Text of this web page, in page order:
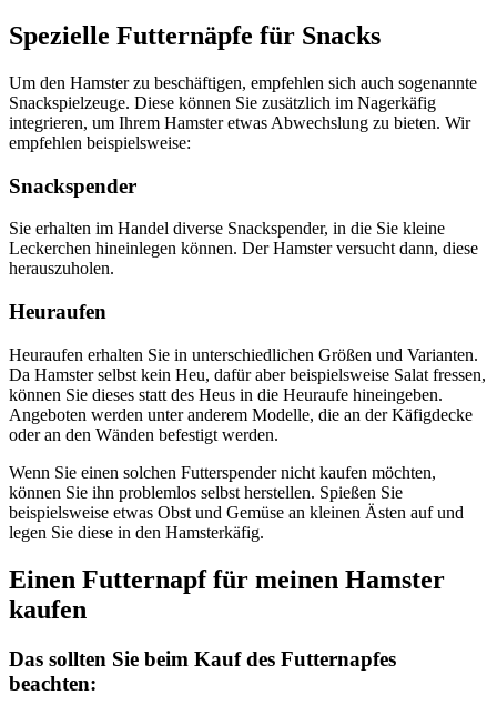
Spezielle Futternäpfe für Snacks
Um den Hamster zu beschäftigen, empfehlen sich auch sogenannte
Snackspielzeuge. Diese können Sie zusätzlich im Nagerkäfig
integrieren, um Ihrem Hamster etwas Abwechslung zu bieten. Wir
empfehlen beispielsweise:
Snackspender
Sie erhalten im Handel diverse Snackspender, in die Sie kleine
Leckerchen hineinlegen können. Der Hamster versucht dann, diese
herauszuholen.
Heuraufen
Heuraufen erhalten Sie in unterschiedlichen Größen und Varianten.
Da Hamster selbst kein Heu, dafür aber beispielsweise Salat fressen,
können Sie dieses statt des Heus in die Heuraufe hineingeben.
Angeboten werden unter anderem Modelle, die an der Käfigdecke
oder an den Wänden befestigt werden.
Wenn Sie einen solchen Futterspender nicht kaufen möchten,
können Sie ihn problemlos selbst herstellen. Spießen Sie
beispielsweise etwas Obst und Gemüse an kleinen Ästen auf und
legen Sie diese in den Hamsterkäfig.
Einen Futternapf für meinen Hamster
kaufen
Das sollten Sie beim Kauf des Futternapfes
beachten: